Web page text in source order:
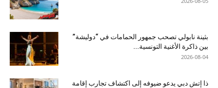
بثينة نابولي تصحب جمهور الحمامات في “دوليشة”
بين ذاكرة الأغنية التونسية...
2026-08-04
ذا إتش دبي يدعو ضيوفه إلى اكتشاف تجارب إقامة